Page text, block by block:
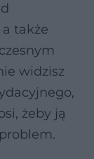
także
widzisz
żeby ją